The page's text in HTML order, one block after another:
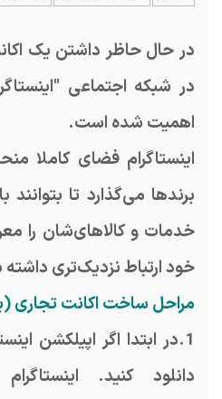
در حال حاظر داشتن یک
در شبکه اجتماعی
اهمیت شده است.
اینستاگرام فضای کاملا
برند‌ها می‌گذارد تا
خدمات و کالاهای‌شان را
خود ارتباط نزدیک‌تری داشته
مراحل ساخت اکانت تجاری
1.در ابتدا اگر اپیلکشن
دانلود کنید.